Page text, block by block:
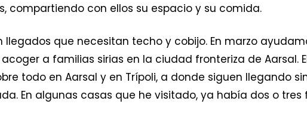
compartiendo con ellos su espacio y su comida.
llegados que necesitan techo y cobijo. En marzo
a familias sirias en la ciudad fronteriza de Aarsal.
todo en Aarsal y en Trípoli, a donde siguen llegando
En algunas casas que he visitado, ya había dos o tres